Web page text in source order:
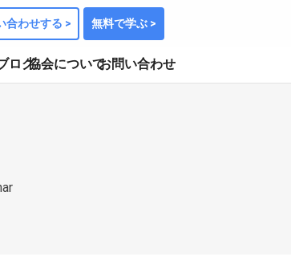
合わせする > 無料で学ぶ >
ログ協会についてお問い合わせ